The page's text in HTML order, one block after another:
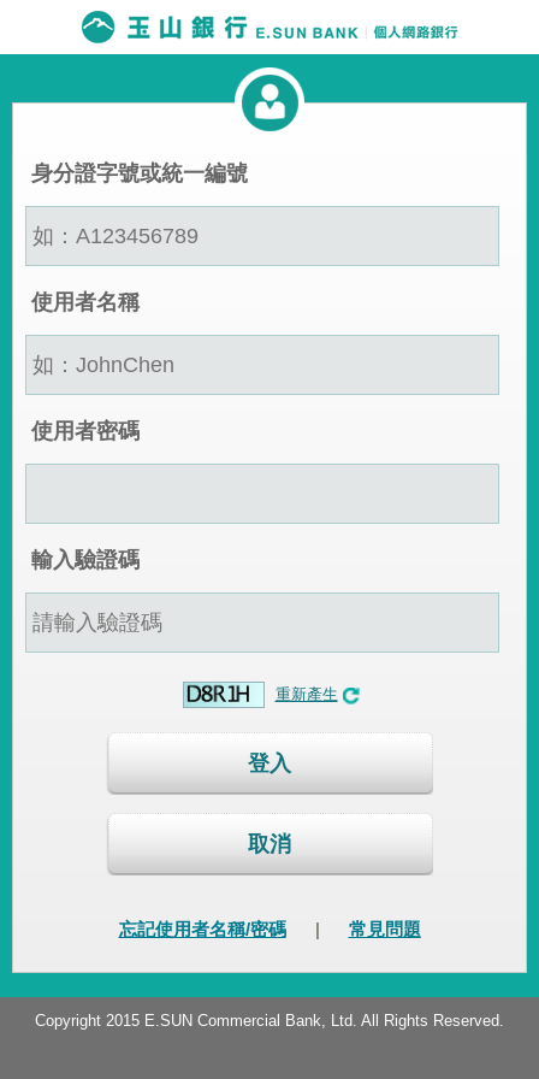
身分證字號或統一編號
使用者名稱
使用者密碼
輸入驗證碼
重新產生
登入
取消
忘記使用者名稱/密碼 | 常見問題
Copyright 2015 E.SUN Commercial Bank, Ltd. All Rights Reserved.